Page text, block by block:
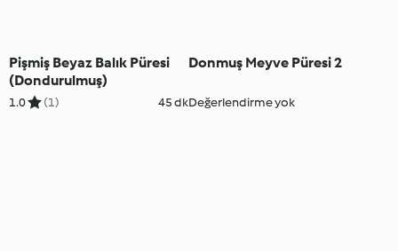
Pişmiş Beyaz Balık Püresi
(Dondurulmuş)
1.0 (1) 45 dk
Donmuş Meyve Püresi 2
Değerlendirme yok